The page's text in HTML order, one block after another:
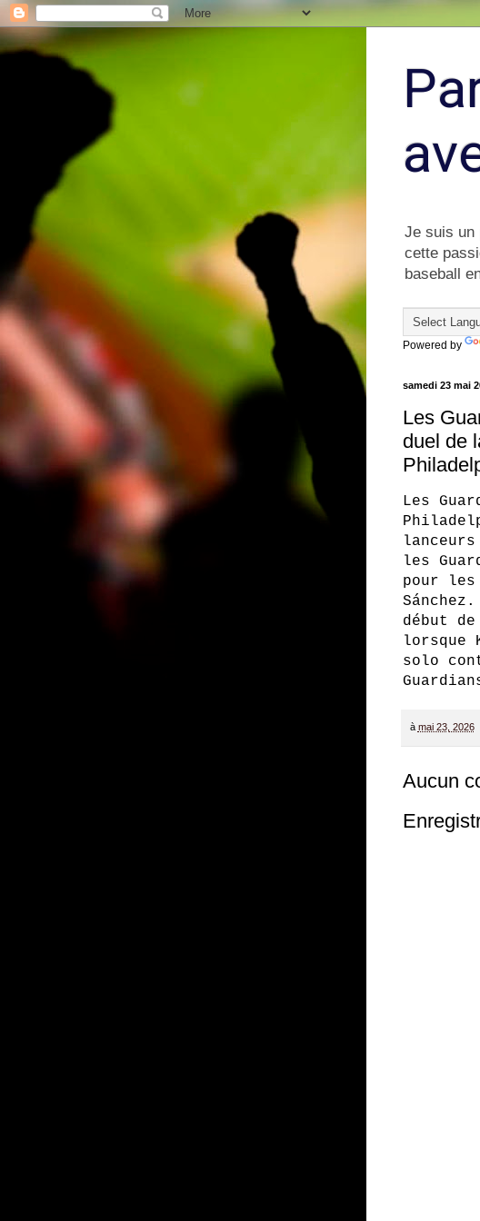
Je suis un
cette
baseball
Powered by
samedi 23 mai
Les
duel de
Les
les
pour
début
lorsque
solo
à mai 23, 2026
Aucun